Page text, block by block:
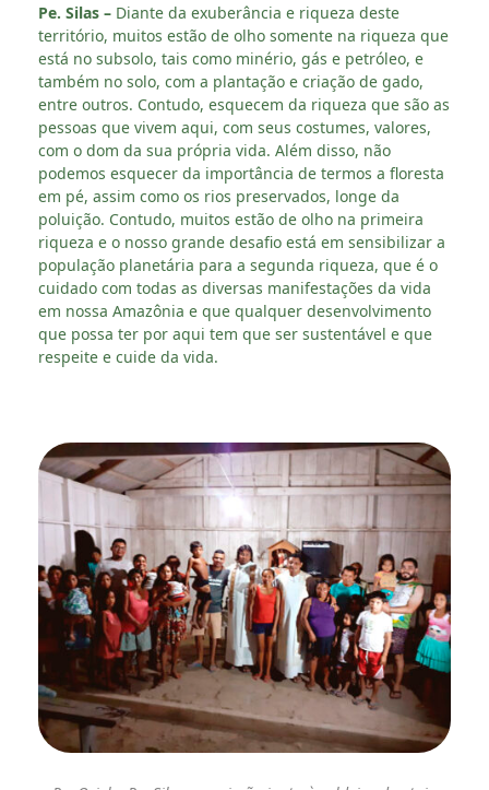
Pe. Silas – Diante da exuberância e riqueza deste
território, muitos estão de olho somente na riqueza que
está no subsolo, tais como minério, gás e petróleo, e
também no solo, com a plantação e criação de gado,
entre outros. Contudo, esquecem da riqueza que são as
pessoas que vivem aqui, com seus costumes, valores,
com o dom da sua própria vida. Além disso, não
podemos esquecer da importância de termos a floresta
em pé, assim como os rios preservados, longe da
poluição. Contudo, muitos estão de olho na primeira
riqueza e o nosso grande desafio está em sensibilizar a
população planetária para a segunda riqueza, que é o
cuidado com todas as diversas manifestações da vida
em nossa Amazônia e que qualquer desenvolvimento
que possa ter por aqui tem que ser sustentável e que
respeite e cuide da vida.